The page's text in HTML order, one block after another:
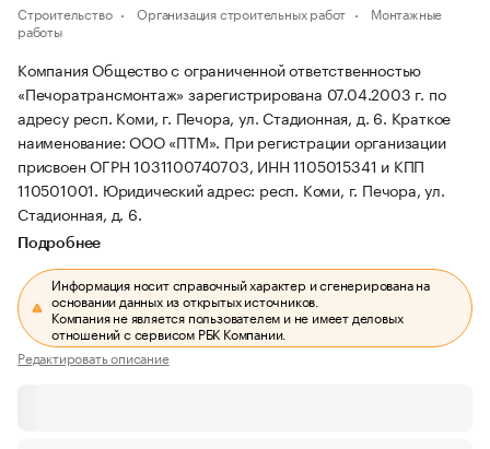
Строительство Организация строительных работ
Монтажные
работы
Компания Общество с ограниченной ответственностью
«Печоратрансмонтаж» зарегистрирована 07.04.2003 г. по
адресу респ. Коми, г. Печора, ул. Стадионная, д. 6. Краткое
наименование: ООО «ПТМ». При регистрации организации
присвоен ОГРН 1031100740703, ИНН 1105015341 и КПП
110501001. Юридический адрес: респ. Коми, г. Печора, ул.
Стадионная, д. 6.
Подробнее
Информация носит справочный характер и сгенерирована на
основании данных из открытых источников.
Компания не является пользователем и не имеет деловых
отношений с сервисом РБК Компании.
Редактировать описание